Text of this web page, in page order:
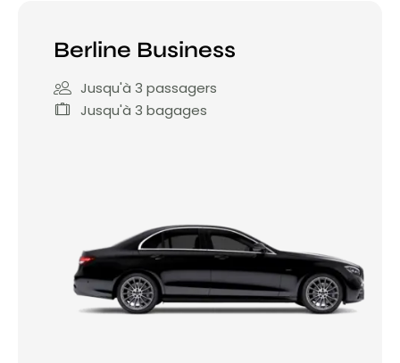
Berline Business
Jusqu'à 3 passagers
Jusqu'à 3 bagages